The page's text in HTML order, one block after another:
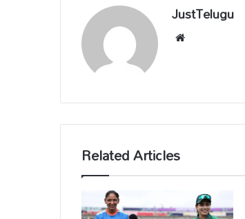
JustTelugu
Related Articles